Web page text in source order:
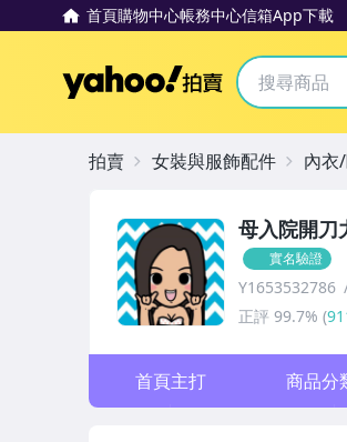
首頁購物中心帳務中心信箱App下載
Yahoo拍賣
母入院開刀
實名驗證
Y1653532786
正評 99.7% (
首頁主打 商品分
拍賣 女裝與服飾配件 內衣